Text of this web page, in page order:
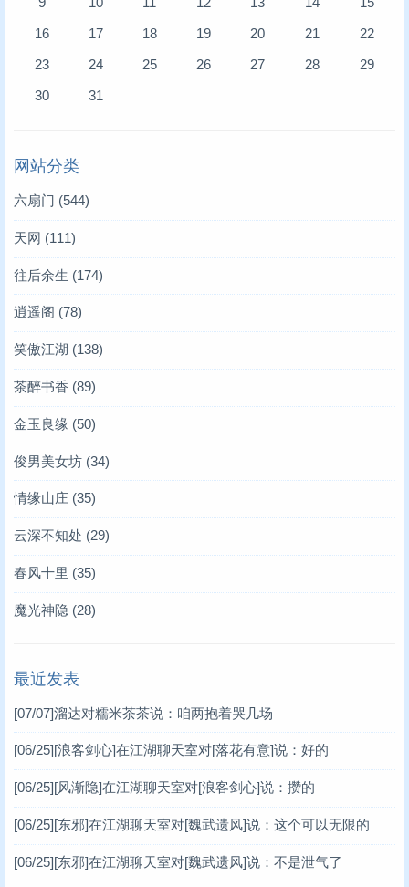
16
17 18 19 20 21
22
23
24 25 26 27 28
29
30
31
网站分类
六扇门 (544)
天网 (111)
往后余生 (174)
逍遥阁 (78)
笑傲江湖 (138)
茶醉书香 (89)
金玉良缘 (50)
俊男美女坊 (34)
情缘山庄 (35)
云深不知处 (29)
春风十里 (35)
魔光神隐 (28)
最近发表
[07/07]溜达对糯米茶茶说：咱两抱着哭几场
[06/25][浪客剑心]在江湖聊天室对[落花有意]说：好的
[06/25][风渐隐]在江湖聊天室对[浪客剑心]说：攒的
[06/25][东邪]在江湖聊天室对[魏武遗风]说：这个可以无限的
[06/25][东邪]在江湖聊天室对[魏武遗风]说：不是泄气了